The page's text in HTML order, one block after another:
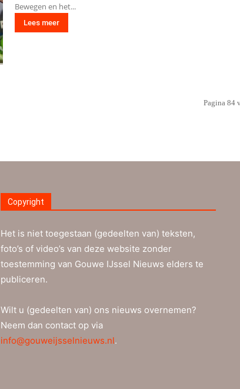
Bewegen en het...
Lees meer
Pagina 84
Copyright
Het is niet toegestaan (gedeelten van) teksten,
foto’s of video’s van deze website zonder
toestemming van Gouwe IJssel Nieuws elders te
publiceren.
Wilt u (gedeelten van) ons nieuws overnemen?
Neem dan contact op via
info@gouweijsselnieuws.nl.